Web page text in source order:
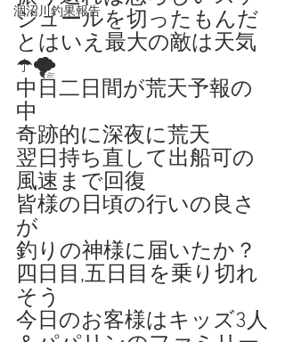
涸沼川釣果報告
ジュールを切ったもんだ
とはいえ最大の敵は天気
☂️🌪️
中日二日間が荒天予報の
中
奇跡的に深夜に荒天
翌日持ち直して出船可の
風速まで回復
皆様の日頃の行いの良さ
が
釣りの神様に届いたか？
四日目,五日目を乗り切れ
そう
今日のお客様はキッズ3人